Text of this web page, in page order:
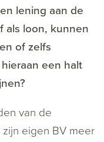
lening aan de
als loon, kunnen
of zelfs
een halt
van de
eigen BV meer